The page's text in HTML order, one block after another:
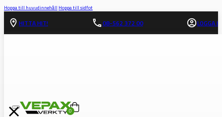
Hoppa till huvudinnehåll Hoppa till sidfot
HITTA HIT! 08-562 372 00 LOGGA IN
0